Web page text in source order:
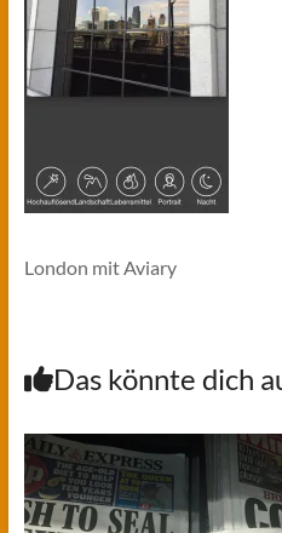
London mit Aviary
Das könnte dich